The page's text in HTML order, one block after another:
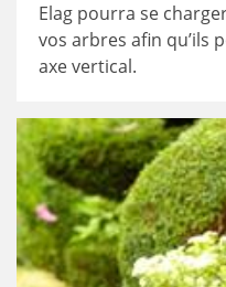
Elag pourra se
vos arbres afin qu’ils
axe vertical.